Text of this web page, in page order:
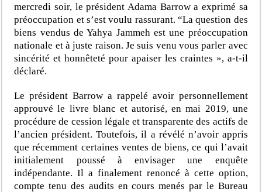
mercredi soir, le président Adama Barrow a exprimé sa
préoccupation et s’est voulu rassurant. “La question des
biens vendus de Yahya Jammeh est une préoccupation
nationale et à juste raison. Je suis venu vous parler avec
sincérité et honnêteté pour apaiser les craintes », a-t-il
déclaré.
Le président Barrow a rappelé avoir personnellement
approuvé le livre blanc et autorisé, en mai 2019, une
procédure de cession légale et transparente des actifs de
l’ancien président. Toutefois, il a révélé n’avoir appris
que récemment certaines ventes de biens, ce qui l’avait
initialement poussé à envisager une enquête
indépendante. Il a finalement renoncé à cette option,
compte tenu des audits en cours menés par le Bureau